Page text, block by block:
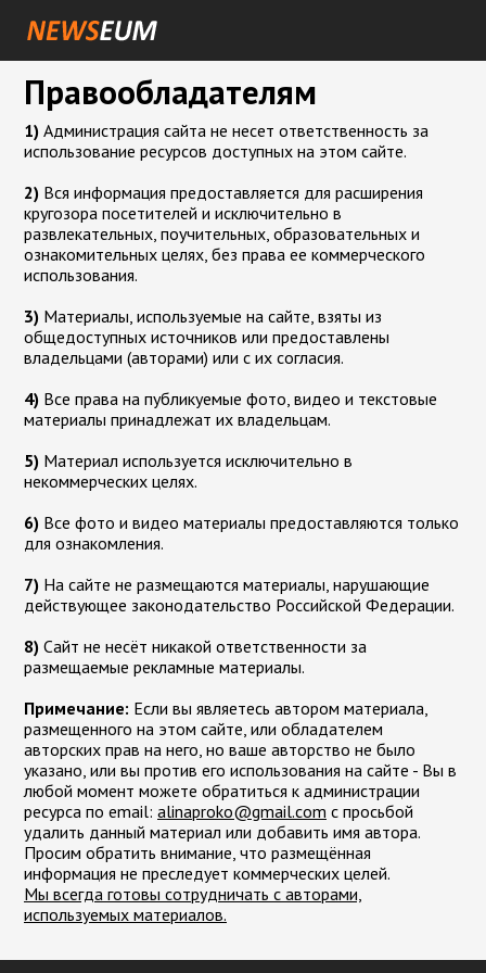
Правообладателям
1) Администрация сайта не несет ответственность за
использование ресурсов доступных на этом сайте.
2) Вся информация предоставляется для расширения
кругозора посетителей и исключительно в
развлекательных, поучительных, образовательных и
ознакомительных целях, без права ее коммерческого
использования.
3) Материалы, используемые на сайте, взяты из
общедоступных источников или предоставлены
владельцами (авторами) или с их согласия.
4) Все права на публикуемые фото, видео и текстовые
материалы принадлежат их владельцам.
5) Материал используется исключительно в
некоммерческих целях.
6) Все фото и видео материалы предоставляются только
для ознакомления.
7) На сайте не размещаются материалы, нарушающие
действующее законодательство Российской Федерации.
8) Сайт не несёт никакой ответственности за
размещаемые рекламные материалы.
Примечание: Если вы являетесь автором материала,
размещенного на этом сайте, или обладателем
авторских прав на него, но ваше авторство не было
указано, или вы против его использования на сайте - Вы в
любой момент можете обратиться к администрации
ресурса по email: moc.liamg@okorpanila с просьбой
удалить данный материал или добавить имя автора.
Просим обратить внимание, что размещённая
информация не преследует коммерческих целей.
Мы всегда готовы сотрудничать с авторами,
используемых материалов.